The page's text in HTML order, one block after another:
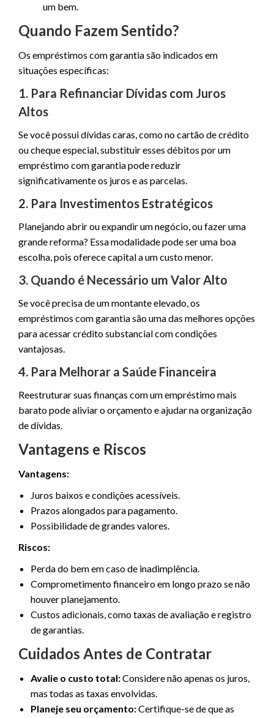
um bem.
Quando Fazem Sentido?
Os empréstimos com garantia são indicados em
situações específicas:
1. Para Refinanciar Dívidas com Juros
Altos
Se você possui dívidas caras, como no cartão de crédito
ou cheque especial, substituir esses débitos por um
empréstimo com garantia pode reduzir
significativamente os juros e as parcelas.
2. Para Investimentos Estratégicos
Planejando abrir ou expandir um negócio, ou fazer uma
grande reforma? Essa modalidade pode ser uma boa
escolha, pois oferece capital a um custo menor.
3. Quando é Necessário um Valor Alto
Se você precisa de um montante elevado, os
empréstimos com garantia são uma das melhores opções
para acessar crédito substancial com condições
vantajosas.
4. Para Melhorar a Saúde Financeira
Reestruturar suas finanças com um empréstimo mais
barato pode aliviar o orçamento e ajudar na organização
de dívidas.
Vantagens e Riscos
Vantagens:
Juros baixos e condições acessíveis.
Prazos alongados para pagamento.
Possibilidade de grandes valores.
Riscos:
Perda do bem em caso de inadimplência.
Comprometimento financeiro em longo prazo se não
houver planejamento.
Custos adicionais, como taxas de avaliação e registro
de garantias.
Cuidados Antes de Contratar
Avalie o custo total:Considere não apenas os juros,
mas todas as taxas envolvidas.
Planeje seu orçamento:Certifique-se de que as